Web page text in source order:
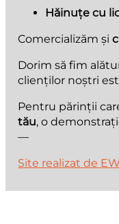
Hăinuțe cu
Comercializăm și
Dorim să fim
clienților noștri
Pentru părinții
tău, o
—
Site realizat de